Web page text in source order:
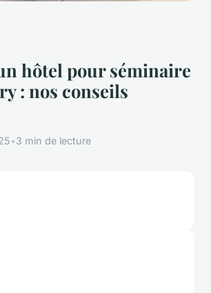
hôtel pour séminaire
: nos conseils
•3 min de lecture